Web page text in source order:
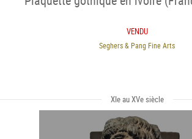
VENDU
Seghers & Pang Fine Arts
XIe au XVe siècle